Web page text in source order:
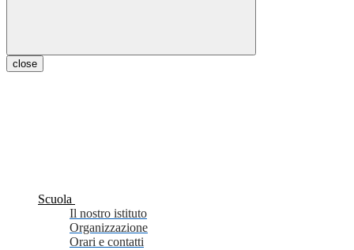
close
Scuola
Il nostro istituto
Organizzazione
Orari e contatti